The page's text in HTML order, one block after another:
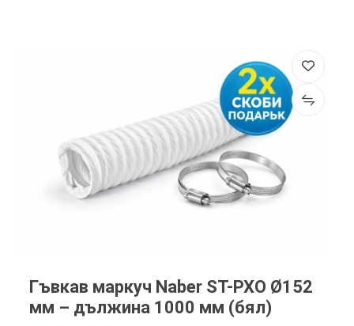
Гъвкав маркуч Naber ST-PXO Ø152
мм – дължина 1000 мм (бял)